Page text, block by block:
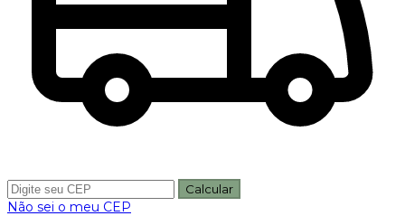
Calcular
Não sei o meu CEP